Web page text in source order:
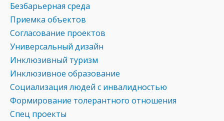
Безбарьерная среда
Приемка объектов
Согласование проектов
Универсальный дизайн
Инклюзивный туризм
Инклюзивное образование
Социализация людей с инвалидностью
Формирование толерантного отношения
Спец проекты